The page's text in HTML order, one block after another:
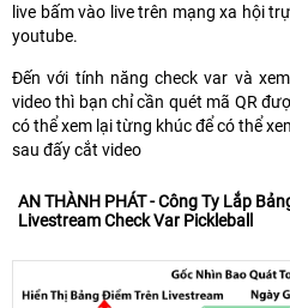
live bấm vào live trên mạng xa hội
youtube.
Đến với tính năng check var và
video thì bạn chỉ cần quét mã QR
có thể xem lại từng khúc để có thể
sau đấy cắt video
AN THÀNH PHÁT - Công Ty Lắp
Livestream Check Var Pickleball